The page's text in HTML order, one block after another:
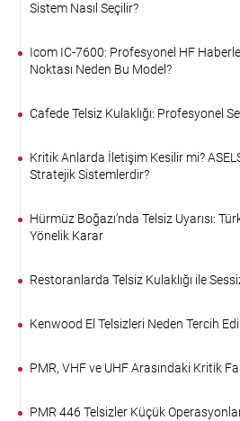
Sistem Nasıl Seçilir?
Icom IC-7600: Profesyonel HF
Noktası Neden Bu Model?
Cafede Telsiz Kulaklığı: Profesyonel
Kritik Anlarda İletişim Kesilir mi?
Stratejik Sistemlerdir?
Hürmüz Boğazı’nda Telsiz Uyarısı:
Yönelik Karar
Restoranlarda Telsiz Kulaklığı ile
Kenwood El Telsizleri Neden Tercih
PMR, VHF ve UHF Arasındaki Kritik
PMR 446 Telsizler Küçük